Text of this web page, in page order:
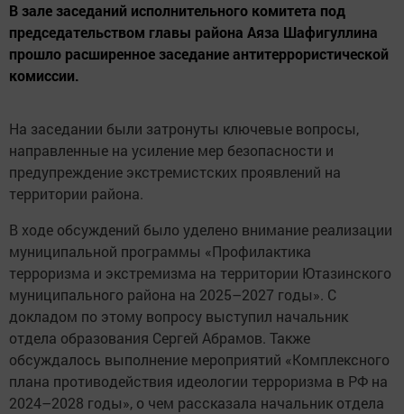
В зале заседаний исполнительного комитета под
председательством главы района Аяза Шафигуллина
прошло расширенное заседание антитеррористической
комиссии.
На заседании были затронуты ключевые вопросы,
направленные на усиление мер безопасности и
предупреждение экстремистских проявлений на
территории района.
В ходе обсуждений было уделено внимание реализации
муниципальной программы «Профилактика
терроризма и экстремизма на территории Ютазинского
муниципального района на 2025–2027 годы». С
докладом по этому вопросу выступил начальник
отдела образования Сергей Абрамов. Также
обсуждалось выполнение мероприятий «Комплексного
плана противодействия идеологии терроризма в РФ на
2024–2028 годы», о чем рассказала начальник отдела